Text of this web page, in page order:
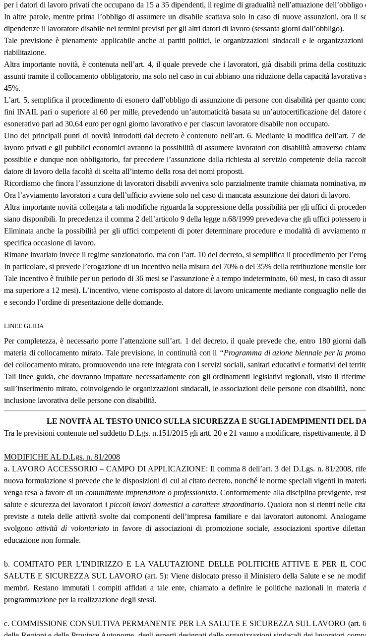
per i datori di lavoro privati che occupano da 15 a 35 dipendenti, il regime di gradualità nell’attuazione
In altre parole, mentre prima l’obbligo di assumere un disabile scattava solo in caso di nuove assunzioni, ora
dipendenze il lavoratore disabile nei termini previsti per gli altri datori di lavoro (sessanta giorni dall’obbligo).
Tale previsione è pienamente applicabile anche ai partiti politici, le organizzazioni sindacali e le
riabilitazione.
Altra importante novità, è contenuta nell’art. 4, il quale prevede che i lavoratori, già disabili prima della
assunti tramite il collocamento obbligatorio, ma solo nel caso in cui abbiano una riduzione della capacità
45%.
L’art. 5, semplifica il procedimento di esonero dall’obbligo di assunzione di persone con disabilità per quanto
fini INAIL pari o superiore al 60 per mille, prevedendo un’automaticità basata su un’autocertificazione del
esonerativo pari ad 30,64 euro per ogni giorno lavorativo e per ciascun lavoratore disabile non occupato.
Uno dei principali punti di novità introdotti dal decreto è contenuto nell’art. 6. Mediante la modifica dell’art. 7
lavoro privati e gli pubblici economici avranno la possibilità di assumere lavoratori con disabilità attraverso
possibile e dunque non obbligatorio, far precedere l’assunzione dalla richiesta al servizio competente della
datore di lavoro della facoltà di scelta all’interno della rosa dei nomi proposti.
Ricordiamo che finora l’assunzione di lavoratori disabili avveniva solo parzialmente tramite chiamata nominativa,
Ora l’avviamento lavoratori a cura dell’ufficio avviene solo nel caso di mancata assunzione dei datori di lavoro.
Altra importante novità collegata a tali modifiche riguarda la soppressione della possibilità per gli uffici di
siano disponibili. In precedenza il comma 2 dell’articolo 9 della legge n.68/1999 prevedeva che gli uffici
Eliminata anche la possibilità per gli uffici competenti di poter determinare procedure e modalità di
specifica occasione di lavoro.
Rimane invariato invece il regime sanzionatorio, ma con l’art. 10 del decreto, si semplifica il procedimento per
In particolare, si prevede l’erogazione di un incentivo nella misura del 70% o del 35% della retribuzione mensile
Tale incentivo è fruibile per un periodo di 36 mesi se l’assunzione è a tempo indeterminato, 60 mesi, in caso di
ma superiore a 12 mesi). L’incentivo, viene corrisposto al datore di lavoro unicamente mediante conguaglio
e secondo l’ordine di presentazione delle domande.
LINEE GUIDA
Per completezza, è necessario porre l’attenzione sull’art. 1 del decreto, il quale prevede che, entro 180
materia di collocamento mirato. Tale previsione, in continuità con il “Programma di azione biennale per la
del collocamento mirato, promuovendo una rete integrata con i servizi sociali, sanitari educativi e formativi del
Tali linee guida, che dovranno impattare necessariamente con gli ordinamenti legislativi regionali, visto il
sull’inserimento mirato, coinvolgendo le organizzazioni sindacali, le associazioni delle persone con disabilità,
inclusione lavorativa delle persone con disabilità.
LE NOVITÀ AL TESTO UNICO SULLA SICUREZZA E SUGLI ADEMPIMENTI DEL
Tra le previsioni contenute nel suddetto D.Lgs. n.151/2015 gli artt. 20 e 21 vanno a modificare, rispettivamente, il
MODIFICHE AL D.Lgs. n. 81/2008
a. LAVORO ACCESSORIO – CAMPO DI APPLICAZIONE: Il comma 8 dell’art. 3 del D.Lgs. n. 81/2008,
nuova formulazione si prevede che le disposizioni di cui al citato decreto, nonché le norme speciali vigenti in
venga resa a favore di un committente imprenditore o professionista. Conformemente alla disciplina previgente,
salute e sicurezza dei lavoratori i piccoli lavori domestici a carattere straordinario. Qualora non si rientri nelle
previste a tutela delle attività svolte dai componenti dell’impresa familiare e dai lavoratori autonomi.
svolgonoattività di volontariatoin favore di associazioni di promozione sociale, associazioni sportive
educazione non formale.
b. COMITATO PER L'INDIRIZZO E LA VALUTAZIONE DELLE POLITICHE ATTIVE E PER IL
SALUTE E SICUREZZA SUL LAVORO (art. 5): Viene dislocato presso il Ministero della Salute e se ne
membri. Restano immutati i compiti affidati a tale ente, chiamato a definire le politiche nazionali in
programmazione per la realizzazione degli stessi.
c. COMMISSIONE CONSULTIVA PERMANENTE PER LA SALUTE E SICUREZZA SUL LAVORO (art. 6):